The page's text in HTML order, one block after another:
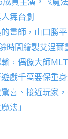
舞台劇
畫師，山口勝
時間繪製艾涅爾
，偶像大師
戲千萬要保重
喜、接近玩家
法」